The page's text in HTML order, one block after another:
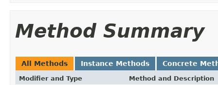
Method Summary
All Methods Instance Methods Concrete
Modifier and Type Method and Description